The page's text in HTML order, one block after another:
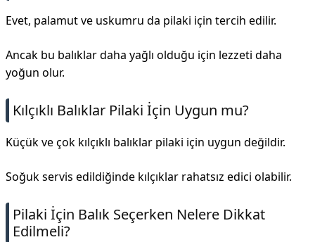
Evet, palamut ve uskumru da pilaki için tercih edilir.
Ancak bu balıklar daha yağlı olduğu için lezzeti daha
yoğun olur.
Kılçıklı Balıklar Pilaki İçin Uygun mu?
Küçük ve çok kılçıklı balıklar pilaki için uygun değildir.
Soğuk servis edildiğinde kılçıklar rahatsız edici olabilir.
Pilaki İçin Balık Seçerken Nelere Dikkat
Edilmeli?